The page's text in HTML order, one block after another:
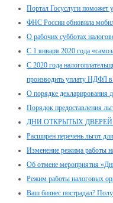
Портал Госуслуги поможет
ФНС России обновила
О рабочих субботах
С 1 января 2020 года
С 2020 года
производить уплату НДФЛ в
О порядке декларирования
Порядок предоставления
ДНИ ОТКРЫТЫХ ДВЕРЕЙ
Расширен перечень льгот
Изменение режима работы
Об отмене мероприятия
Режим работы налоговых
Ваш бизнес пострадал?